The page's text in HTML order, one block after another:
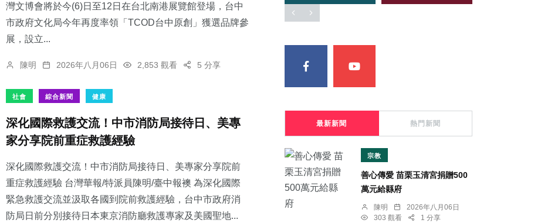
灣文博會將於今(6)日至12日在台北南港展覽館登場，台中
市政府文化局今年再度率領「TCOD台中原創」獲選品牌參
展，設立...
陳明 2026年八月06日 2,853 觀看 5 分享
社會 綜合新聞 健康
深化國際救護交流！中市消防局接待日、美專
家分享院前重症救護經驗
深化國際救護交流！中市消防局接待日、美專家分享院前
重症救護經驗 台灣華報/特派員陳明/臺中報襖 為深化國際
緊急救護交流並汲取各國到院前救護經驗，台中市政府消
防局日前分別接待日本東京消防廳救護專家及美國聖地...
最新新聞 熱門新聞
宗教
善心傳愛 苗栗玉清宮捐贈500
萬元給縣府
陳明
2026年八月06日
303 觀看
1 分享